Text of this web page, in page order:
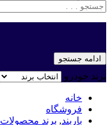
ادامه جستجو
برند خودرو
خانه
فروشگاه
باربند, برند محصولات